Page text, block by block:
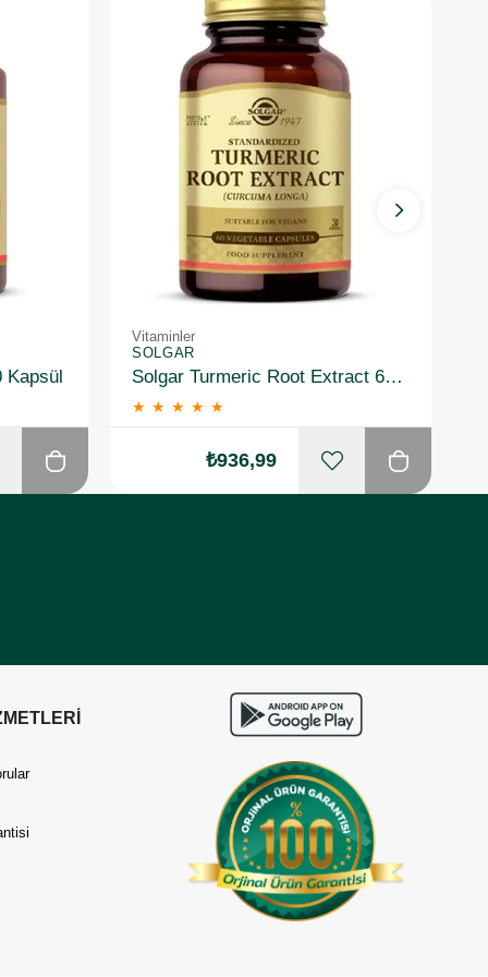
Kapsül
Vitaminler
SOLGAR
Solgar Turmeric Root Extract 60 Kapsül
★ ★ ★ ★ ★
₺936,99